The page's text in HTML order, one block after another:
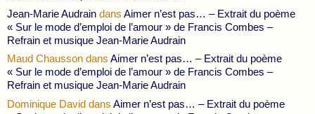
Jean-Marie Audrain dans Aimer n’est pas… – Extrait du poème
« Sur le mode d’emploi de l’amour » de Francis Combes –
Refrain et musique Jean-Marie Audrain
Maud Chausson dans Aimer n’est pas… – Extrait du poème
« Sur le mode d’emploi de l’amour » de Francis Combes –
Refrain et musique Jean-Marie Audrain
Dominique David dans Aimer n’est pas… – Extrait du poème